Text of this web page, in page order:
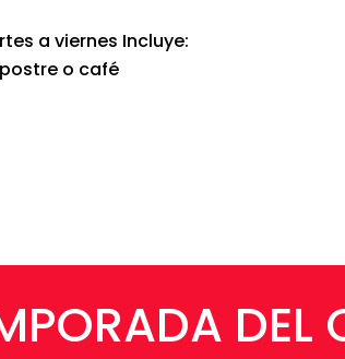
a viernes Incluye:
o café
DEL